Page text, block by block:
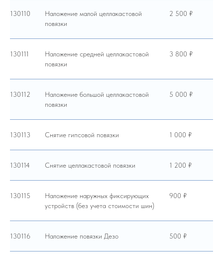
130110
Наложение малой целлакастовой
повязки
2 500 ₽
130111
Наложение средней целлакастовой
повязки
3 800 ₽
130112
Наложение большой целлакастовой
повязки
5 000 ₽
130113 Снятие гипсовой повязки 1 000 ₽
130114 Снятие целлакастовой повязки 1 200 ₽
130115
Наложение наружных фиксирующих
устройств (без учета стоимости шин)
900 ₽
130116 Наложение повязки Дезо 500 ₽